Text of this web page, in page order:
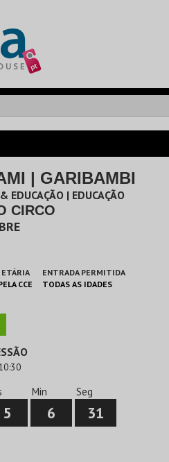
| GARIBAMBI
EDUCAÇÃO | EDUCAÇÃO
CIRCO
ETÁRIA
CCE
ENTRADA PERMITIDA
TODAS AS IDADES
5
Min
6
Seg
30